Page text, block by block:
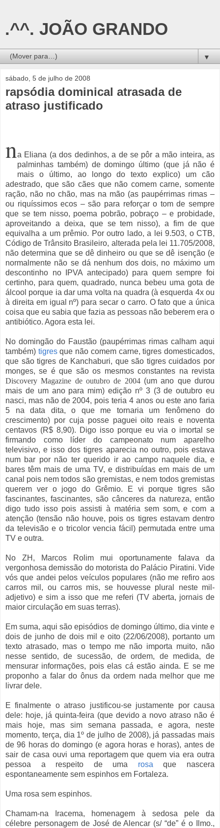
.^^. JOÃO GRANDO
▼
sábado, 5 de julho de 2008
rapsódia dominical atrasada de
atraso justificado
na Eliana (a dos dedinhos, a de se pôr a mão inteira, as
palminhas também) de domingo último (que já não é
mais o último, ao longo do texto explico) um cão
adestrado, que são cães que não comem carne, somente
ração, não no chão, mas na mão (as paupérrimas rimas –
ou riquíssimos ecos – são para reforçar o tom de sempre
que se tem nisso, poema pobrão, pobraço – e probidade,
aproveitando a deixa, que se tem nisso), a fim de que
equivalha a um prêmio. Por outro lado, a lei 9.503, o CTB,
Código de Trânsito Brasileiro, alterada pela lei 11.705/2008,
não determina que se dê dinheiro ou que se dê isenção (e
normalmente não se dá nenhum dos dois, no máximo um
descontinho no IPVA antecipado) para quem sempre foi
certinho, para quem, quadrado, nunca bebeu uma gota de
álcool porque ia dar uma volta na quadra (à esquerda 4x ou
à direita em igual nº) para secar o carro. O fato que a única
coisa que eu sabia que fazia as pessoas não beberem era o
antibiótico. Agora esta lei.
No domingão do Faustão (paupérrimas rimas calham aqui
também) tigresque não comem carne, tigres domesticados,
que são tigres de Kanchaburi, que são tigres cuidados por
monges, se é que são os mesmos constantes na revista
Discovery Magazine de outubro de 2004(um ano que durou
mais de um ano para mim) edição nº 3 (3 de outubro eu
nasci, mas não de 2004, pois teria 4 anos ou este ano faria
5 na data dita, o que me tornaria um fenômeno do
crescimento) por cuja posse paguei oito reais e noventa
centavos (R$ 8,90). Digo isso porque eu via o imortal se
firmando como líder do campeonato num aparelho
televisivo, e isso dos tigres aparecia no outro, pois estava
num bar por não ter querido ir ao campo naquele dia, e
bares têm mais de uma TV, e distribuídas em mais de um
canal pois nem todos são gremistas, e nem todos gremistas
querem ver o jogo do Grêmio. E vi porque tigres são
fascinantes, fascinantes, são cânceres da natureza, então
digo tudo isso pois assisti à matéria sem som, e com a
atenção (tensão não houve, pois os tigres estavam dentro
da televisão e o tricolor vencia fácil) permutada entre uma
TV e outra.
No ZH, Marcos Rolim mui oportunamente falava da
vergonhosa demissão do motorista do Palácio Piratini. Vide
vós que andei pelos veículos populares (não me refiro aos
carros mil, ou carros mis, se houvesse plural neste mil-
adjetivo) e sim a isso que me referi (TV aberta, jornais de
maior circulação em suas terras).
Em suma, aqui são episódios de domingo último, dia vinte e
dois de junho de dois mil e oito (22/06/2008), portanto um
texto atrasado, mas o tempo me não importa muito, não
nesse sentido, de sucessão, de ordem, de medida, de
mensurar informações, pois elas cá estão ainda. E se me
proponho a falar do ônus da ordem nada melhor que me
livrar dele.
E finalmente o atraso justificou-se justamente por causa
dele: hoje, já quinta-feira (que devido a novo atraso não é
mais hoje, mas sim semana passada, e agora, neste
momento, terça, dia 1º de julho de 2008), já passadas mais
de 96 horas do domingo (e agora horas e horas), antes de
sair de casa ouvi uma reportagem que quem via era outra
pessoa a respeito de uma rosa que nascera
espontaneamente sem espinhos em Fortaleza.
Uma rosa sem espinhos.
Chamam-na Iracema, homenagem à sedosa pele da
célebre personagem de José de Alencar (s/ “de” é o Ilmo.,